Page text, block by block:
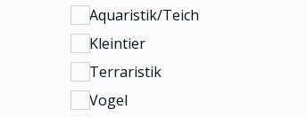
Aquaristik/Teich
Kleintier
Terraristik
Vogel